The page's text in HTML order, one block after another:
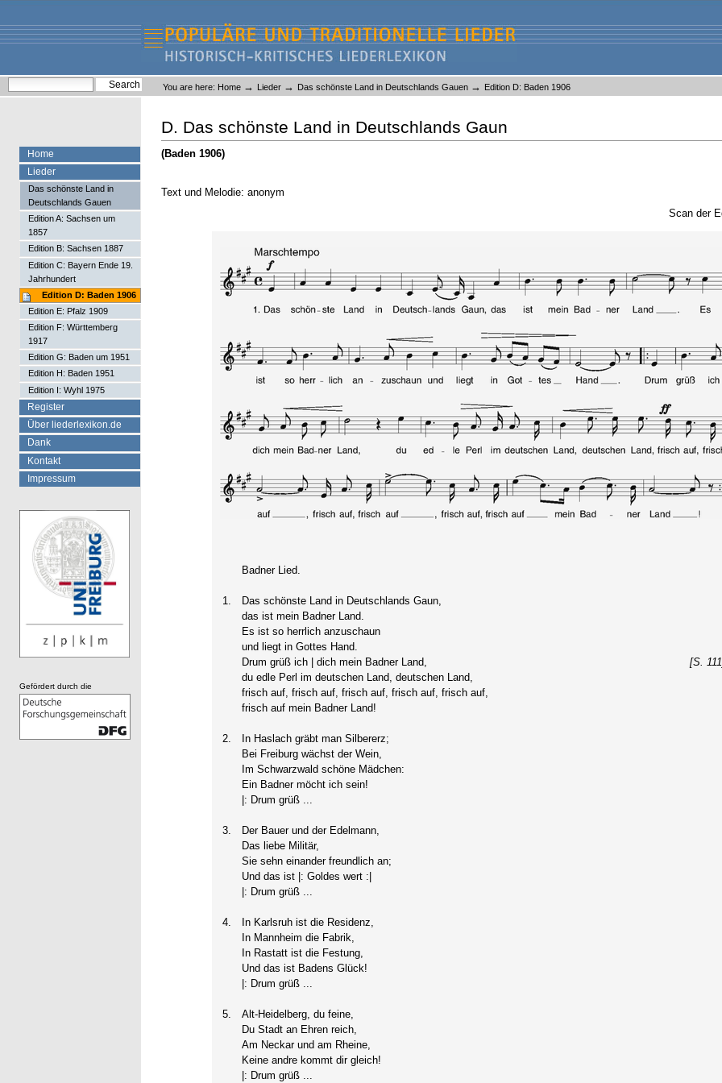
content.
navigation
Liederlexikon
Personal
tools
You are here: Home → Lieder → Das schönste Land in Deutschlands Gauen → Edition D: Baden 1906
D. Das schönste Land in Deutschlands Gaun
(Baden 1906)
Text und Melodie: anonym
Scan der
Badner Lied.
1.
Das schönste Land in Deutschlands Gaun,
das ist mein Badner Land.
Es ist so herrlich anzuschaun
und liegt in Gottes Hand.
Drum grüß ich | dich mein Badner Land,
[S.
du edle Perl im deutschen Land, deutschen Land,
frisch auf, frisch auf, frisch auf, frisch auf, frisch auf,
frisch auf mein Badner Land!
2.
In Haslach gräbt man Silbererz;
Bei Freiburg wächst der Wein,
Im Schwarzwald schöne Mädchen:
Ein Badner möcht ich sein!
|: Drum grüß ...
3.
Der Bauer und der Edelmann,
Das liebe Militär,
Sie sehn einander freundlich an;
Und das ist |: Goldes wert :|
|: Drum grüß ...
4.
In Karlsruh ist die Residenz,
In Mannheim die Fabrik,
In Rastatt ist die Festung,
Und das ist Badens Glück!
|: Drum grüß ...
5.
Alt-Heidelberg, du feine,
Du Stadt an Ehren reich,
Am Neckar und am Rheine,
Keine andre kommt dir gleich!
|: Drum grüß ...
Home
Lieder
Das schönste Land in
Deutschlands Gauen
Edition A: Sachsen um
1857
Edition B: Sachsen 1887
Edition C: Bayern Ende 19.
Jahrhundert
Edition D: Baden 1906
Edition E: Pfalz 1909
Edition F: Württemberg
1917
Edition G: Baden um 1951
Edition H: Baden 1951
Edition I: Wyhl 1975
Register
Über liederlexikon.de
Dank
Kontakt
Impressum
Gefördert durch die